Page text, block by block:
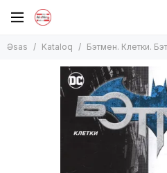
Əsas Kataloq Бэтмен. Клетки.